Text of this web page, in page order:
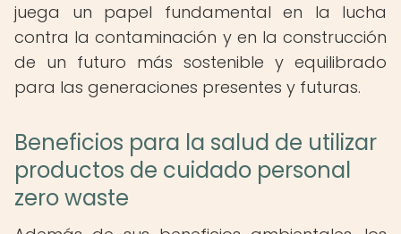
juega un papel fundamental en la lucha
contra la contaminación y en la construcción
de un futuro más sostenible y equilibrado
para las generaciones presentes y futuras.
Beneficios para la salud de utilizar
productos de cuidado personal
zero waste